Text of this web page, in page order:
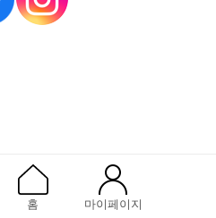
홈 마이페이지